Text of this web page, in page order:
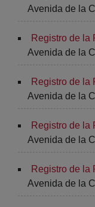
Avenida de la
Registro de la
Avenida de la
Registro de la
Avenida de la
Registro de la
Avenida de la
Registro de la
Avenida de la